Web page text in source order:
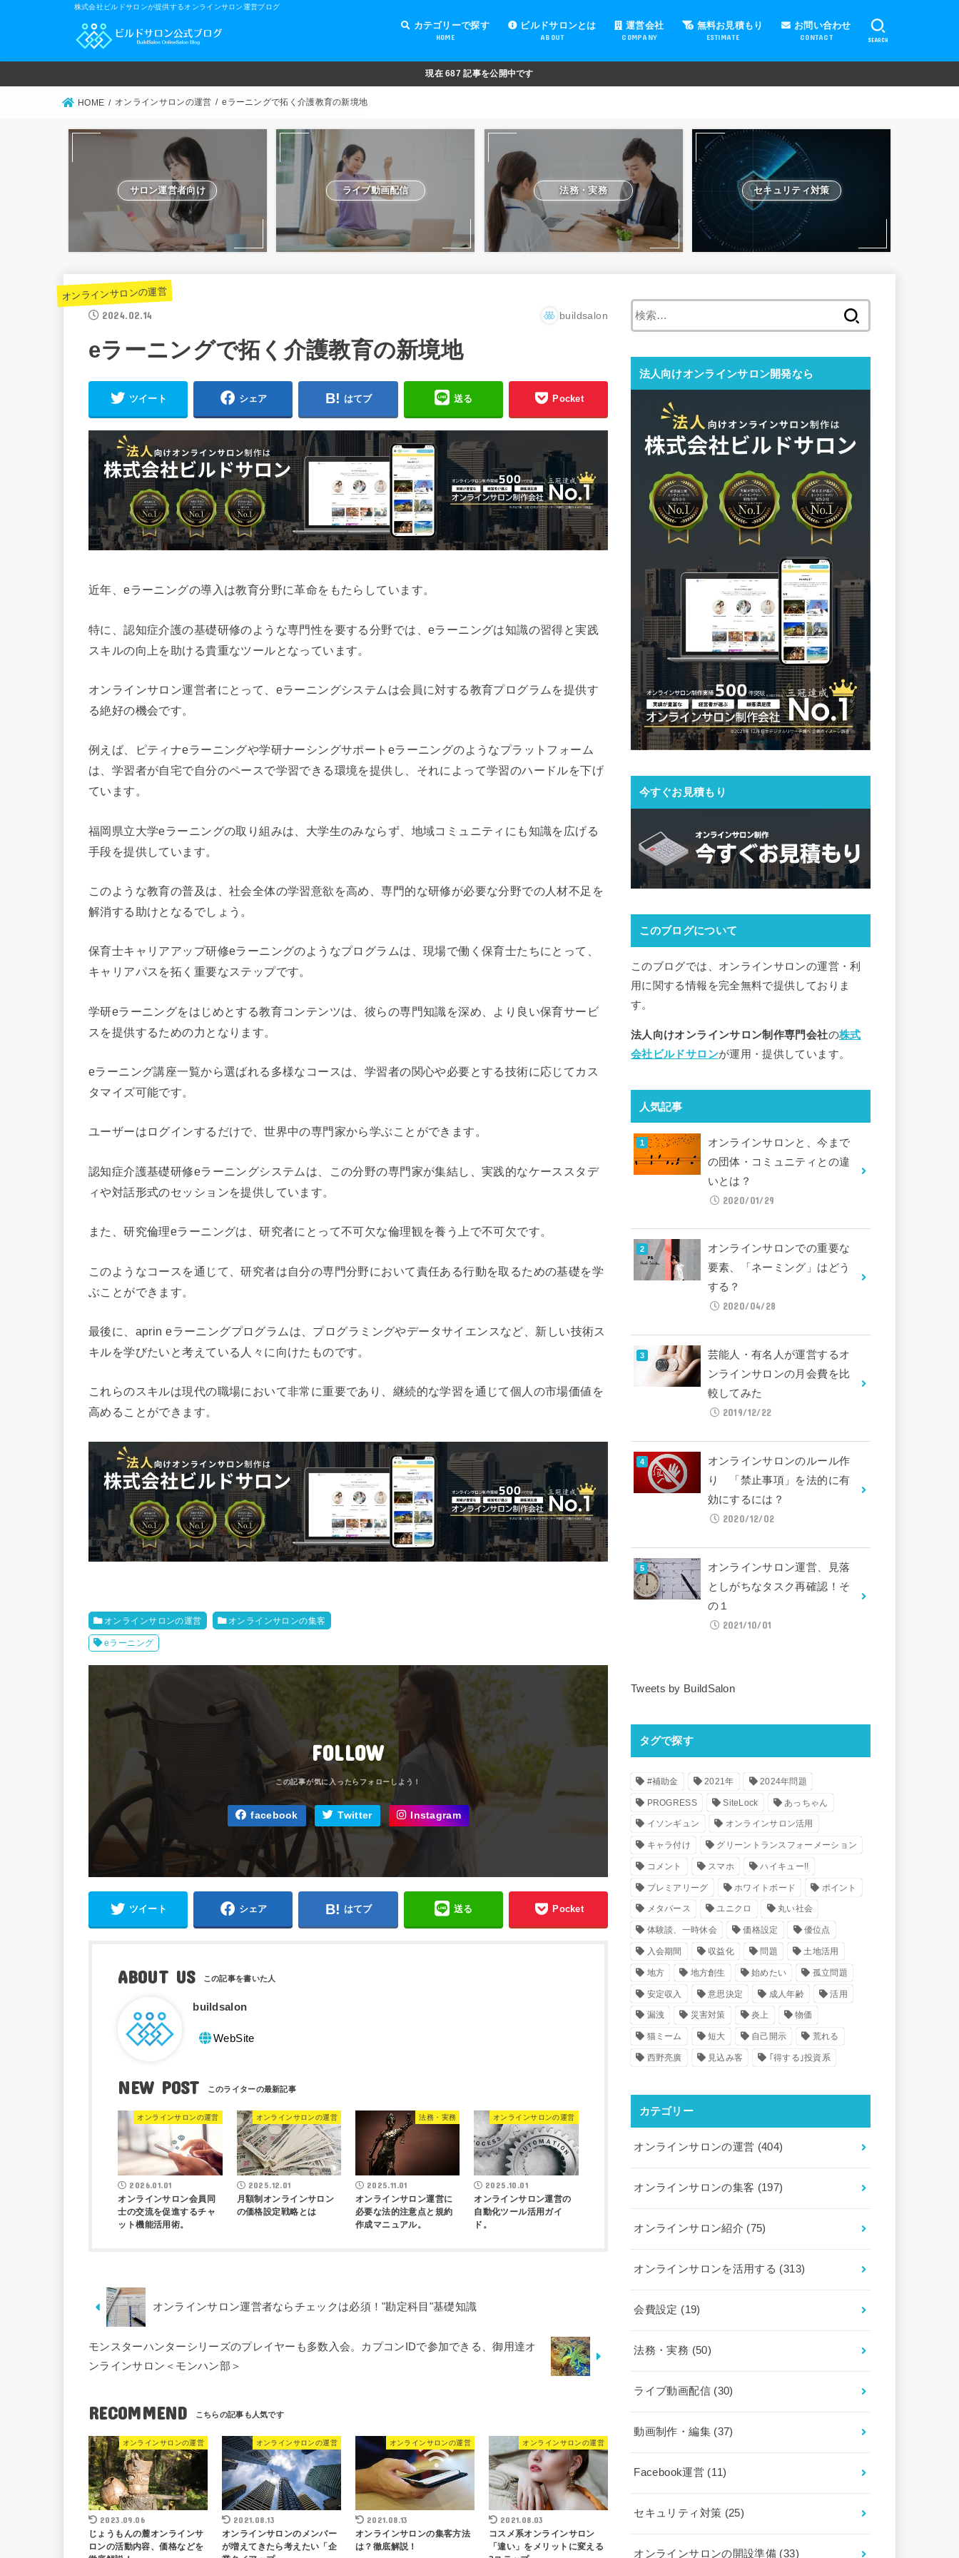
株式会社ビルドサロンが提供するオンラインサロン運営ブログ
カテゴリーで探す
HOME
オンラインサロンの運営
オンラインサロンの集客
オンラインサロンの紹介
オンラインサロンの活用
法務・実務
ライブ動画配信
動画制作・編集
セキュリティ対策
Facebook運営
会費設定
オンラインサロンの開設準備
道具・機材紹介と解説
NFT
ビルドサロンとは
ABOUT
運営会社
COMPANY
無料お見積もり
ESTIMATE
お問い合わせ
CONTACT SEARCH
現在687 記事を公開中です
HOME オンラインサロンの運営 eラーニングで拓く介護教育の新境地
サロン運営者向け ライブ動画配信 法務・実務 セキュリティ対策
オンラインサロンの運営
2024.02.14 buildsalon
eラーニングで拓く介護教育の新境地
ツイート シェア はてブ 送る Pocket
近年、eラーニングの導入は教育分野に革命をもたらしています。
特に、認知症介護の基礎研修のような専門性を要する分野では、eラーニングは知識の習得と実践
スキルの向上を助ける貴重なツールとなっています。
オンラインサロン運営者にとって、eラーニングシステムは会員に対する教育プログラムを提供す
る絶好の機会です。
例えば、ピティナeラーニングや学研ナーシングサポートeラーニングのようなプラットフォーム
は、学習者が自宅で自分のペースで学習できる環境を提供し、それによって学習のハードルを下げ
ています。
福岡県立大学eラーニングの取り組みは、大学生のみならず、地域コミュニティにも知識を広げる
手段を提供しています。
このような教育の普及は、社会全体の学習意欲を高め、専門的な研修が必要な分野での人材不足を
解消する助けとなるでしょう。
保育士キャリアアップ研修eラーニングのようなプログラムは、現場で働く保育士たちにとって、
キャリアパスを拓く重要なステップです。
学研eラーニングをはじめとする教育コンテンツは、彼らの専門知識を深め、より良い保育サービ
スを提供するための力となります。
eラーニング講座一覧から選ばれる多様なコースは、学習者の関心や必要とする技術に応じてカス
タマイズ可能です。
ユーザーはログインするだけで、世界中の専門家から学ぶことができます。
認知症介護基礎研修eラーニングシステムは、この分野の専門家が集結し、実践的なケーススタデ
ィや対話形式のセッションを提供しています。
また、研究倫理eラーニングは、研究者にとって不可欠な倫理観を養う上で不可欠です。
このようなコースを通じて、研究者は自分の専門分野において責任ある行動を取るための基礎を学
ぶことができます。
最後に、aprin eラーニングプログラムは、プログラミングやデータサイエンスなど、新しい技術ス
キルを学びたいと考えている人々に向けたものです。
これらのスキルは現代の職場において非常に重要であり、継続的な学習を通じて個人の市場価値を
高めることができます。
オンラインサロンの運営 オンラインサロンの集客
eラーニング
FOLLOW
facebook Twitter Instagram
ツイート シェア はてブ 送る Pocket
ABOUT US
buildsalon
WebSite
NEW POST
オンラインサロンの運営
2026.01.01
オンラインサロン会員同
士の交流を促進するチャ
ット機能活用術。
オンラインサロンの運営
2025.12.01
月額制オンラインサロン
の価格設定戦略とは
法務・実務
2025.11.01
オンラインサロン運営に
必要な法的注意点と規約
作成マニュアル。
オンラインサロンの運営
2025.10.01
オンラインサロン運営の
自動化ツール活用ガイ
ド。
オンラインサロン運営者ならチェックは必須！"勘定科目"基礎知識
モンスターハンターシリーズのプレイヤーも多数入会。カプコンIDで参加できる、御用達オ
ンラインサロン＜モンハン部＞
RECOMMEND
オンラインサロンの運営
2023.09.06
じょうもんの麓オンラインサ
ロンの活動内容、価格などを
オンラインサロンの運営
2021.08.13
オンラインサロンのメンバー
が増えてきたら考えたい「企
オンラインサロンの運営
2021.08.13
オンラインサロンの集客方法
は？徹底解説！
オンラインサロンの運営
2021.08.03
コスメ系オンラインサロン
「違い」をメリットに変える
法人向けオンラインサロン開発なら
今すぐお見積もり
このブログについて
このブログでは、オンラインサロンの運営・利
用に関する情報を完全無料で提供しておりま
す。
法人向けオンラインサロン制作専門会社の株式
会社ビルドサロンが運用・提供しています。
人気記事
オンラインサロンと、今まで
の団体・コミュニティとの違
いとは？
2020/01/29
オンラインサロンでの重要な
要素、「ネーミング」はどう
する？
2020/04/28
芸能人・有名人が運営するオ
ンラインサロンの月会費を比
較してみた
2019/12/22
オンラインサロンのルール作
り 「禁止事項」を法的に有
効にするには？
2020/12/02
オンラインサロン運営、見落
としがちなタスク再確認！そ
の１
2021/10/01
Tweets by BuildSalon
タグで探す
#補助金 2021年 2024年問題
PROGRESS SiteLock あっちゃん
イソンギュン オンラインサロン活用
キャラ付け グリーントランスフォーメーション
コメント スマホ ハイキュー!!
プレミアリーグ ホワイトボード ポイント
メタバース ユニクロ 丸い社会
体験談、一時休会 価格設定 優位点
入会期間 収益化 問題 土地活用
地方 地方創生 始めたい 孤立問題
安定収入 意思決定 成人年齢 活用
漏洩 災害対策 炎上 物価
猫ミーム 短大 自己開示 荒れる
西野亮廣 見込み客 ｢得する｣投資系
カテゴリー
オンラインサロンの運営 (404)
オンラインサロンの集客 (197)
オンラインサロン紹介 (75)
オンラインサロンを活用する (313)
会費設定 (19)
法務・実務 (50)
ライブ動画配信 (30)
動画制作・編集 (37)
Facebook運営 (11)
セキュリティ対策 (25)
オンラインサロンの開設準備 (33)